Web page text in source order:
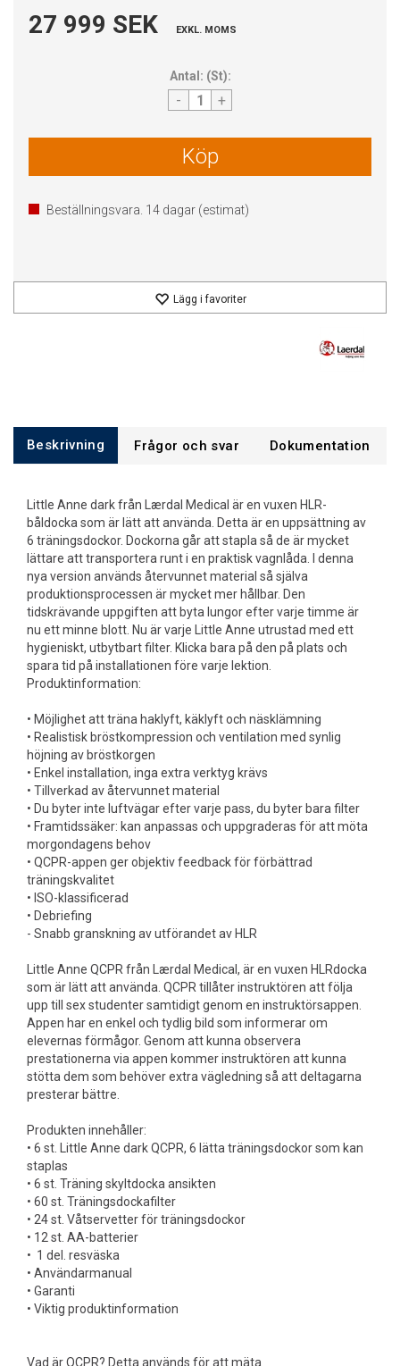
27 999 SEK EXKL. MOMS
Antal: (St):
- +
Köp
Beställningsvara. 14 dagar (estimat)
Lägg i favoriter
Beskrivning Frågor och svar Dokumentation
Little Anne dark från Lærdal Medical är en vuxen HLR-
båldocka som är lätt att använda. Detta är en uppsättning av
6 träningsdockor. Dockorna går att stapla så de är mycket
lättare att transportera runt i en praktisk vagnlåda. I denna
nya version används återvunnet material så själva
produktionsprocessen är mycket mer hållbar. Den
tidskrävande uppgiften att byta lungor efter varje timme är
nu ett minne blott. Nu är varje Little Anne utrustad med ett
hygieniskt, utbytbart filter. Klicka bara på den på plats och
spara tid på installationen före varje lektion.
Produktinformation:
• Möjlighet att träna haklyft, käklyft och näsklämning
• Realistisk bröstkompression och ventilation med synlig
höjning av bröstkorgen
• Enkel installation, inga extra verktyg krävs
• Tillverkad av återvunnet material
• Du byter inte luftvägar efter varje pass, du byter bara filter
• Framtidssäker: kan anpassas och uppgraderas för att möta
morgondagens behov
• QCPR-appen ger objektiv feedback för förbättrad
träningskvalitet
• ISO-klassificerad
• Debriefing
- Snabb granskning av utförandet av HLR
Little Anne QCPR från Lærdal Medical, är en vuxen HLRdocka
som är lätt att använda. QCPR tillåter instruktören att följa
upp till sex studenter samtidigt genom en instruktörsappen.
Appen har en enkel och tydlig bild som informerar om
elevernas förmågor. Genom att kunna observera
prestationerna via appen kommer instruktören att kunna
stötta dem som behöver extra vägledning så att deltagarna
presterar bättre.
Produkten innehåller:
• 6 st. Little Anne dark QCPR, 6 lätta träningsdockor som kan
staplas
• 6 st. Träning skyltdocka ansikten
• 60 st. Träningsdockafilter
• 24 st. Våtservetter för träningsdockor
• 12 st. AA-batterier
• 1 del. resväska
• Användarmanual
• Garanti
• Viktig produktinformation
Vad är QCPR? Detta används för att mäta